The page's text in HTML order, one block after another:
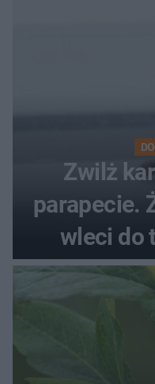
Zwilż
parapecie.
wleci do